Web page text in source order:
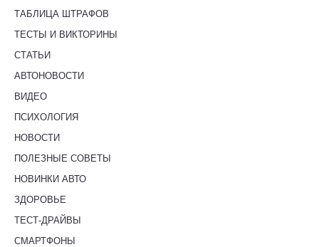
ТАБЛИЦА ШТРАФОВ
ТЕСТЫ И ВИКТОРИНЫ
СТАТЬИ
АВТОНОВОСТИ
ВИДЕО
ПСИХОЛОГИЯ
НОВОСТИ
ПОЛЕЗНЫЕ СОВЕТЫ
НОВИНКИ АВТО
ЗДОРОВЬЕ
ТЕСТ-ДРАЙВЫ
СМАРТФОНЫ